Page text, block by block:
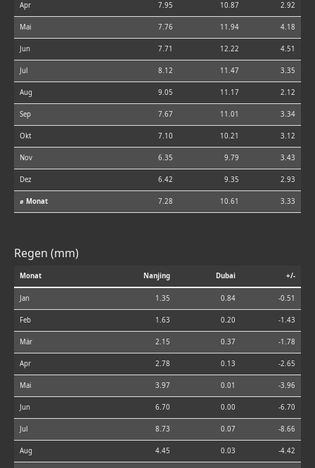
Apr 7.95 10.87 2.92
Mai 7.76 11.94 4.18
Jun 7.71 12.22 4.51
Jul 8.12 11.47 3.35
Aug 9.05 11.17 2.12
Sep 7.67 11.01 3.34
Okt 7.10 10.21 3.12
Nov 6.35 9.79 3.43
Dez 6.42 9.35 2.93
⌀ Monat 7.28 10.61 3.33
Regen (mm)
Monat Nanjing Dubai +/-
Jan 1.35 0.84 -0.51
Feb 1.63 0.20 -1.43
Mär 2.15 0.37 -1.78
Apr 2.78 0.13 -2.65
Mai 3.97 0.01 -3.96
Jun 6.70 0.00 -6.70
Jul 8.73 0.07 -8.66
Aug 4.45 0.03 -4.42